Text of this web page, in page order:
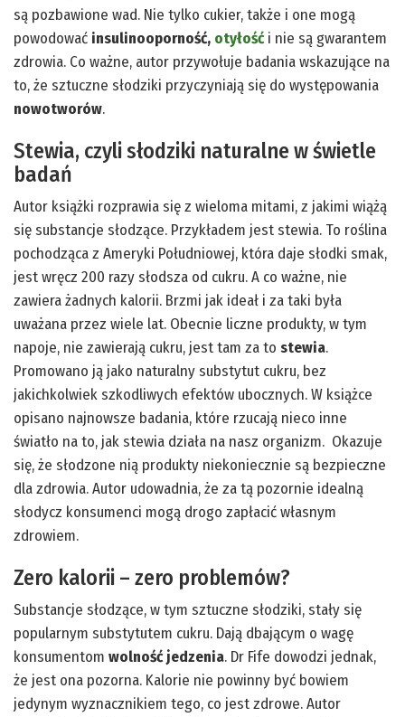
są pozbawione wad. Nie tylko cukier, także i one mogą
powodować insulinooporność, otyłośći nie są gwarantem
zdrowia. Co ważne, autor przywołuje badania wskazujące na
to, że sztuczne słodziki przyczyniają się do występowania
nowotworów.
Stewia, czyli słodziki naturalne w świetle
badań
Autor książki rozprawia się z wieloma mitami, z jakimi wiążą
się substancje słodzące. Przykładem jest stewia. To roślina
pochodząca z Ameryki Południowej, która daje słodki smak,
jest wręcz 200 razy słodsza od cukru. A co ważne, nie
zawiera żadnych kalorii. Brzmi jak ideał i za taki była
uważana przez wiele lat. Obecnie liczne produkty, w tym
napoje, nie zawierają cukru, jest tam za to stewia.
Promowano ją jako naturalny substytut cukru, bez
jakichkolwiek szkodliwych efektów ubocznych. W książce
opisano najnowsze badania, które rzucają nieco inne
światło na to, jak stewia działa na nasz organizm. Okazuje
się, że słodzone nią produkty niekoniecznie są bezpieczne
dla zdrowia. Autor udowadnia, że za tą pozornie idealną
słodycz konsumenci mogą drogo zapłacić własnym
zdrowiem.
Zero kalorii – zero problemów?
Substancje słodzące, w tym sztuczne słodziki, stały się
popularnym substytutem cukru. Dają dbającym o wagę
konsumentom wolność jedzenia. Dr Fife dowodzi jednak,
że jest ona pozorna. Kalorie nie powinny być bowiem
jedynym wyznacznikiem tego, co jest zdrowe. Autor